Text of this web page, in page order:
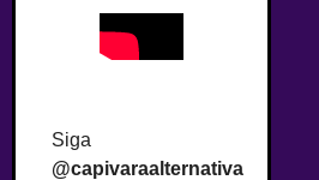
Siga
@capivaraalternativa